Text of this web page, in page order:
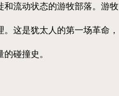
流动状态的游牧部落。游牧
这是犹太人的第一场革命，
碰撞史。